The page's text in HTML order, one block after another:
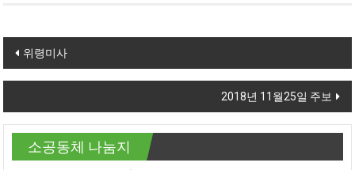
Post navigation
위령미사
2018년 11월25일 주보
소공동체 나눔지